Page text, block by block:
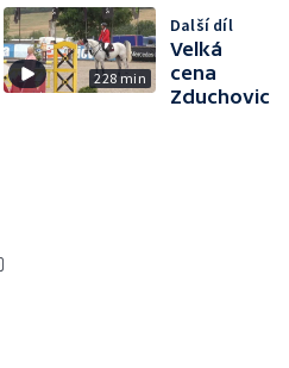
228 min
Další díl
Velká
cena
Zduchovic